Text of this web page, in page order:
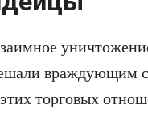
враждующим
торговых